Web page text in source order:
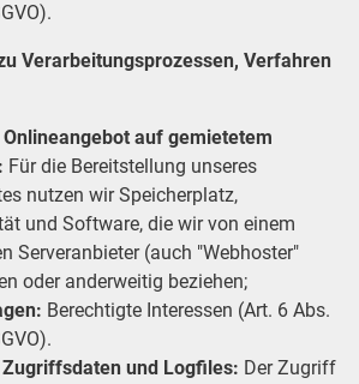
Verarbeitungsprozessen, Verfahren
auf gemietetem
Für die Bereitstellung unseres
nutzen wir Speicherplatz,
und Software, die wir von einem
Serveranbieter (auch "Webhoster"
oder anderweitig beziehen;
Berechtigte Interessen (Art. 6 Abs.
Zugriffsdaten und Logfiles: Der Zugriff